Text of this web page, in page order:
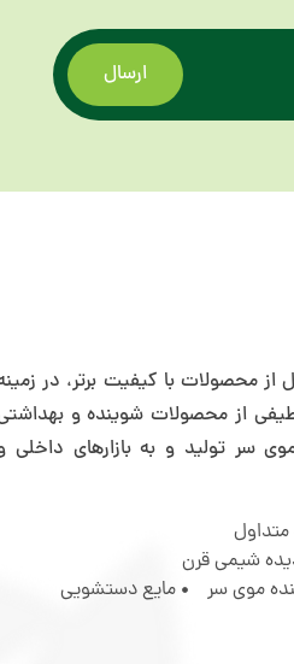
ارسال
و کامل از محصولات با کیفیت برتر، در
از محصولات شوینده و
تولید و به بازار‌های داخلی
شیمی قرن
موی سر مایع دستشویی